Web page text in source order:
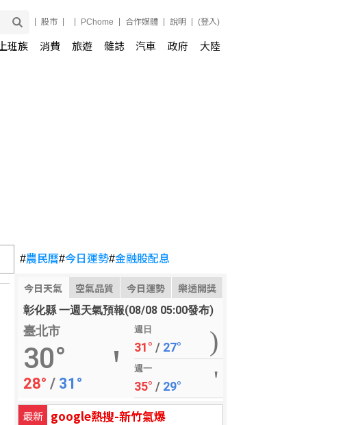
股市 PChome 合作媒體 說明 (登入)
上班族 消費 旅遊 雜誌 汽車 政府 大陸
#農民曆#今日運勢#金融股配息
今日天氣 空氣品質 今日運勢 樂透開獎
彰化縣 一週天氣預報(08/08 05:00發布)
臺北市
30°
28° / 31°
週日
31° / 27°
週一
35° / 29°
最新 google熱搜-新竹氣爆